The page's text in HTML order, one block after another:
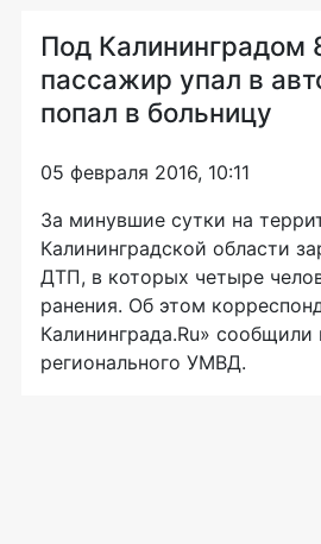
Под Калининградом
пассажир упал в
попал в больницу
05 февраля 2016, 10:11
За минувшие сутки на
Калининградской области
ДТП, в которых четыре
ранения. Об этом
Калининграда.Ru» сообщили
регионального УМВД.